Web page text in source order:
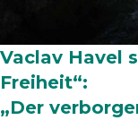
Vaclav Havel
Freiheit“:
„Der